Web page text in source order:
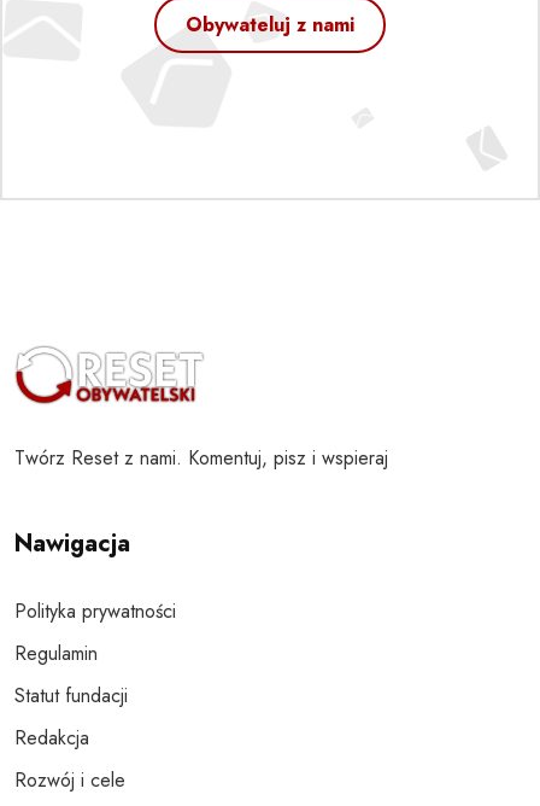
Obywateluj z nami
Twórz Reset z nami. Komentuj, pisz i wspieraj
Nawigacja
Polityka prywatności
Regulamin
Statut fundacji
Redakcja
Rozwój i cele